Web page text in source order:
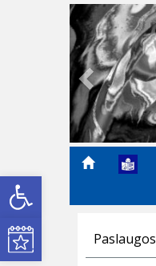
Open toolbar
Kultūros renginiai
Previous
Paslaugos